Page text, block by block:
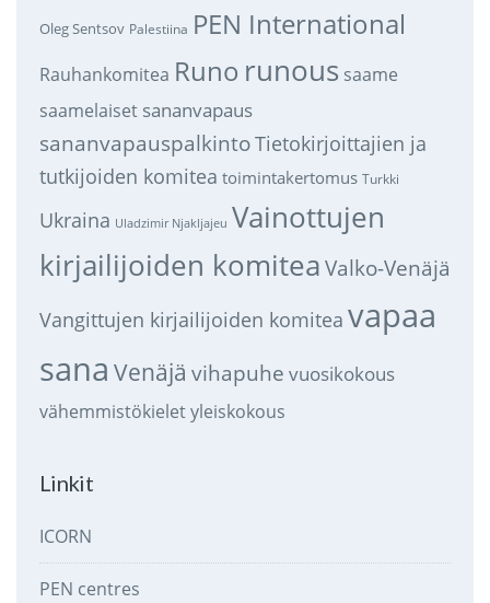
Oleg Sentsov Palestiina PEN International
Rauhankomitea Runo runous saame
saamelaiset sananvapaus
sananvapauspalkintoTietokirjoittajien ja
tutkijoiden komitea toimintakertomus Turkki
Ukraina Uladzimir Njakljajeu Vainottujen
kirjailijoiden komitea Valko-Venäjä
Vangittujen kirjailijoiden komitea vapaa
sana Venäjä vihapuhe vuosikokous
vähemmistökieletyleiskokous
Linkit
ICORN
PEN centres